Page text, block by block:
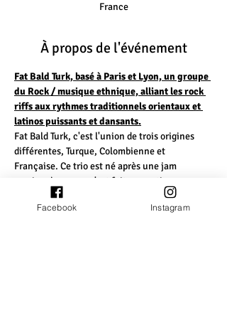
France
À propos de l'événement
Fat Bald Turk, basé à Paris et Lyon, un groupe
du Rock / musique ethnique, alliant les rock
riffs aux rythmes traditionnels orientaux et
latinos puissants et dansants.
Fat Bald Turk, c'est l'union de trois origines
différentes, Turque, Colombienne et
Française. Ce trio est né après une jam
session, le groove s'est fait ressentir
immédiatement Première répète et c'est parti
!! ils composent sans attendre. Il feront leur
Facebook Instagram